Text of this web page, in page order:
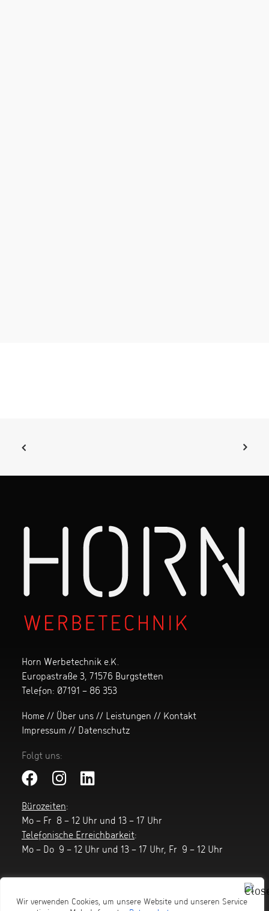
Wir verwenden Cookies, um unsere Website und unseren Service
Horn Werbetechnik e.K.
Europastraße 3, 71576 Burgstetten
Telefon: 07191 – 86 353
Home // Über uns // Leistungen // Kontakt
Impressum // Datenschutz
Folgt uns:
Bürozeiten:
Mo – Fr 8 – 12 Uhr und 13 – 17 Uhr
Telefonische Erreichbarkeit:
Mo – Do 9 – 12 Uhr und 13 – 17 Uhr, Fr 9 – 12 Uhr